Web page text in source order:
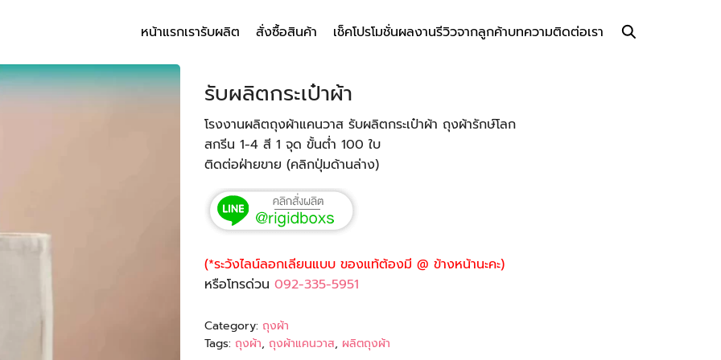
หน้าแรกเรารับผลิต สั่งซื้อสินค้า เช็คโปรโมชั่นผลงานรีวิวจากลูกค้าบทความติดต่อเรา
รับผลิตกระเป๋าผ้า
โรงงานผลิตถุงผ้าแคนวาส รับผลิตกระเป๋าผ้า ถุงผ้ารักษ์โลก
สกรีน 1-4 สี 1 จุด ขั้นต่ำ 100 ใบ
ติดต่อฝ่ายขาย (คลิกปุ่มด้านล่าง)
(*ระวังไลน์ลอกเลียนแบบ ของแท้ต้องมี @ ข้างหน้านะคะ)
หรือโทรด่วน 092-335-5951
Category: ถุงผ้า
Tags: ถุงผ้า, ถุงผ้าแคนวาส, ผลิตถุงผ้า